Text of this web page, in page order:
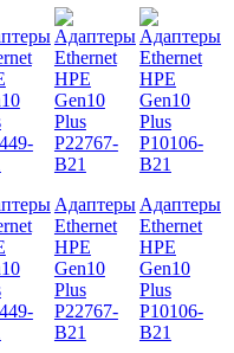
Адаптеры
Ethernet
HPE
Gen10
Plus
P22767-
B21
Адаптеры
Ethernet
HPE
Gen10
Plus
P10106-
B21